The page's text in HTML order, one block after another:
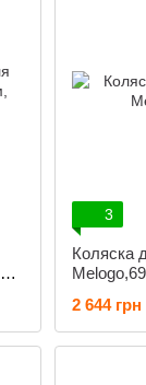
3
Коляска
2 644 грн